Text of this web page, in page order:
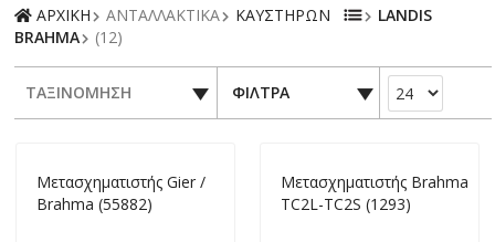
ΑΡΧΙΚΗ ΑΝΤΑΛΛΑΚΤΙΚΑ ΚΑΥΣΤΗΡΩΝ
LANDIS
BRAHMA
(12)
ΤΑΞΙΝΟΜΗΣΗ ΦΙΛΤΡΑ
Mετασχηματιστής Gier /
Brahma (55882)
Mετασχηματιστής Brahma
TC2L-TC2S (1293)